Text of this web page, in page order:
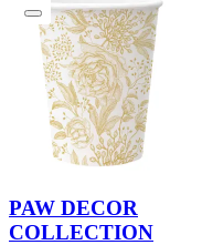
PAW DECOR
COLLECTION